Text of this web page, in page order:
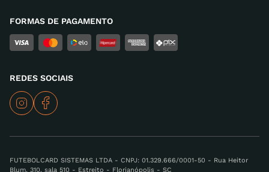
FORMAS DE PAGAMENTO
REDES SOCIAIS
FUTEBOLCARD SISTEMAS LTDA - CNPJ: 01.329.666/0001-50 - Rua Heitor
Blum, 310, sala 510 - Estreito - Florianópolis - SC